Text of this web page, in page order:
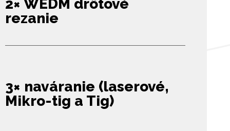
2× WEDM drôtové
rezanie
3× naváranie (laserové,
Mikro-tig a Tig)